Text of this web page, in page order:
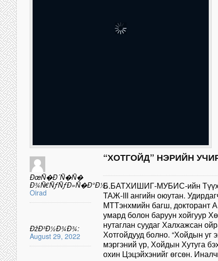
ÐœÑ�Ð´Ñ�Ñ�
Ð¾Ñ€ÑƒÑƒÐ»Ñ�Ð°Ð½:
Oirad
ÐžÐ³Ð½Ð¾Ð¾:
August 29, 2022
“ХОТГОЙД” НЭРИЙН
Б.БАТХИШИГ-МУБИС-ийн Түүх
ТАЖ-III ангийн оюутан.
МТТэнхмийн багш, докторант
умард болон баруун хойгуур
нутаглан суудаг Халхажсан
Хотгойдууд болно. “Хойдын уг
мэргэний үр, Хойдын Хутуга
охин Цэцэйхэнийг өгсөн.